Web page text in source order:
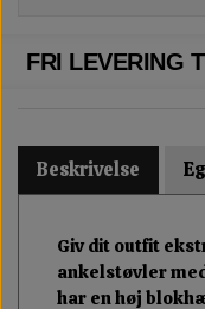
FRI LEVERING
Beskrivelse
Giv dit outfit
ankelstøvler
har en høj